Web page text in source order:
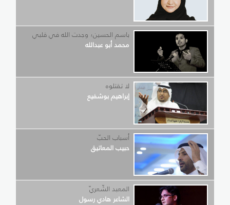
باسم الحسين؛ وجدت الله في قلبي
محمد أبو عبدالله
لا تقتلوه
إبراهيم بوشفيع
أسباب الحبّ
حبيب المعاتيق
المعبد الشّعريّ
الشاعر هادي رسول